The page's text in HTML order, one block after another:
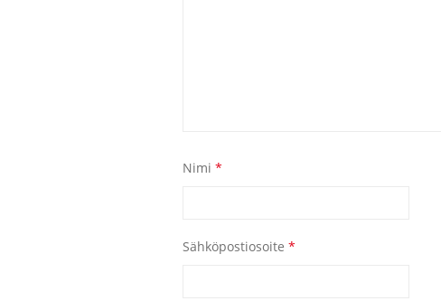
Nimi *
Sähköpostiosoite *